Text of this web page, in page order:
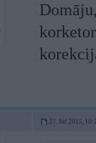
27. Jul 2015,